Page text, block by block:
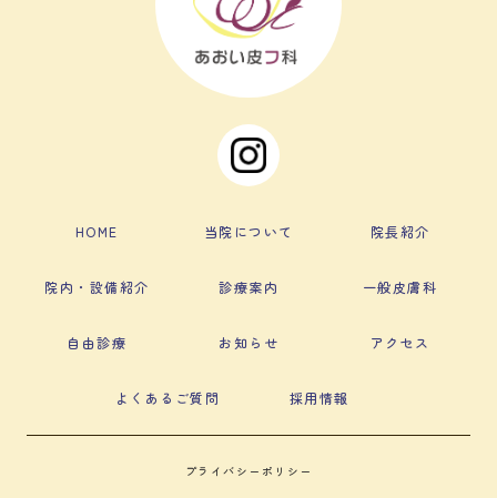
HOME 当院について 院長紹介
院内・設備紹介 診療案内 一般皮膚科
自由診療 お知らせ アクセス
よくあるご質問 採用情報
プライバシーポリシー